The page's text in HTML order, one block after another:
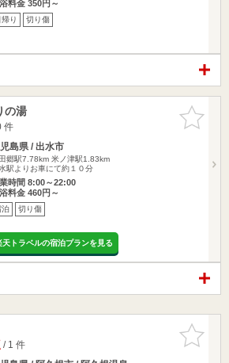
料金 350円～
帰り 切り傷
お気に入
りに追加
の湯
件
島県 / 出水市
郷駅7.78km 米ノ津駅1.83km
駅よりお車にて約１０分
時間 8:00～22:00
料金 460円～
泊 切り傷
天トラベルの宿泊プランを見る
お気に入
りに追加
/ 1 件